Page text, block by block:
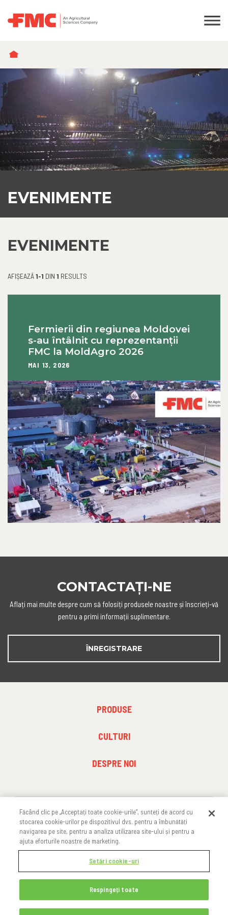
BREADCRUMB
EVENIMENTE
EVENIMENTE
AFIȘEAZĂ1-1 DIN 1 RESULTS
MAI 13, 2026
Fermierii din regiunea Moldovei
s-au întâlnit cu reprezentanții
FMC la MoldAgro 2026
CONTACTAȚI-NE
Aflați mai multe despre cum să folosiți produsele noastre și înscrieți-vă
pentru a primi informații suplimentare.
ÎNREGISTRARE
PRODUSE
CULTURI
DESPRE NOI
URMĂREȘTE-NE
Făcând clic pe „Acceptați toate cookie-urile”, sunteți de acord cu
stocarea cookie-urilor pe dispozitivul dvs. pentru a îmbunătăți
navigarea pe site, pentru a analiza utilizarea site-ului și pentru a
ajuta eforturile noastre de marketing.
Setări cookie-uri
Respingeți toate